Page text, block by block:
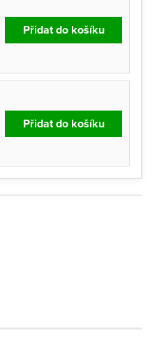
Přidat do košíku
Přidat do košíku